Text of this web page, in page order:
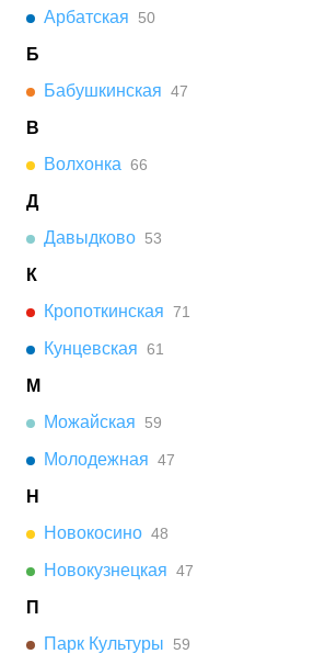
Арбатская
50
Б
Бабушкинская 47
В
Волхонка 66
Д
Давыдково 53
К
Кропоткинская 71
Кунцевская 61
М
Можайская
59
Молодежная 47
Н
Новокосино 48
Новокузнецкая 47
П
Парк Культуры
59